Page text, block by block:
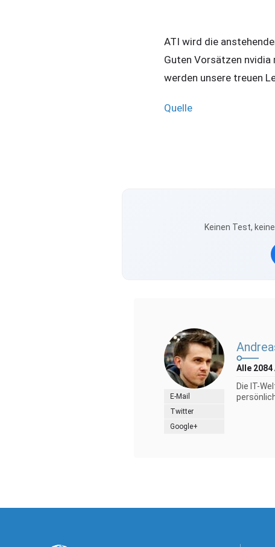
ATI wird die
Guten Vorsätzen
werden unsere treuen
Quelle
Keinen Test,
E-Mail
Twitter
Google+
Alle
Die IT-